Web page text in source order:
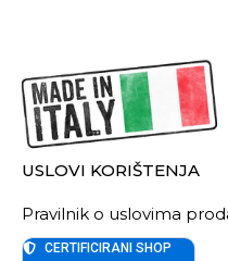
USLOVI KORIŠTENJA
Pravilnik o uslovima